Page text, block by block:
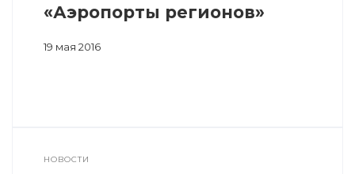
«Аэропорты регионов»
19 мая 2016
НОВОСТИ